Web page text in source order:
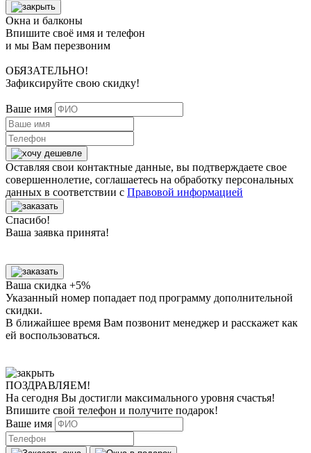
Окна и балконы
Впишите своё имя и телефон
и мы Вам перезвоним
ОБЯЗАТЕЛЬНО!
Зафиксируйте свою скидку!
Ваше имя
Оставляя свои контактные данные, вы подтверждаете свое
совершеннолетие, соглашаетесь на обработку персональных
данных в соответствии с Правовой информацией
Спасибо!
Ваша заявка принята!
Ваша скидка +5%
Указанный номер попадает под программу дополнительной
скидки.
В ближайшее время Вам позвонит менеджер и расскажет как
ей воспользоваться.
ПОЗДРАВЛЯЕМ!
На сегодня Вы достигли максимального уровня счастья!
Впишите свой телефон и получите подарок!
Ваше имя